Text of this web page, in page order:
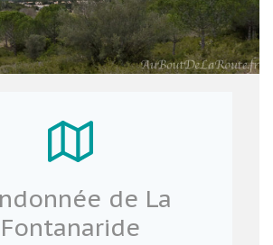
de La
Fontanaride